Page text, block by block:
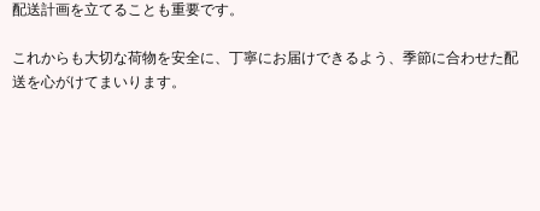
配送計画を立てることも重要です。
これからも大切な荷物を安全に、丁寧にお届けできるよう、季節に合わせた配
送を心がけてまいります。